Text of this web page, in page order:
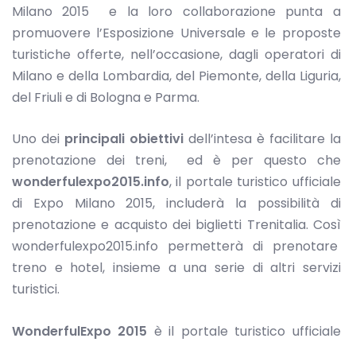
Milano 2015 e la loro collaborazione punta a
promuovere l’Esposizione Universale e le proposte
turistiche offerte, nell’occasione, dagli operatori di
Milano e della Lombardia, del Piemonte, della Liguria,
del Friuli e di Bologna e Parma.
Uno dei principali obiettividell’intesa è facilitare la
prenotazione dei treni, ed è per questo che
wonderfulexpo2015.info, il portale turistico ufficiale
di Expo Milano 2015, includerà la possibilità di
prenotazione e acquisto dei biglietti Trenitalia. Così
wonderfulexpo2015.info permetterà di prenotare
treno e hotel, insieme a una serie di altri servizi
turistici.
WonderfulExpo 2015 è il portale turistico ufficiale